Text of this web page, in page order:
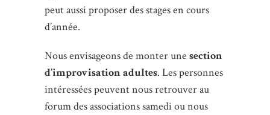
peut aussi proposer des stages en cours
d’année.
Nous envisageons de monter une section
d’improvisation adultes. Les personnes
intéressées peuvent nous retrouver au
forum des associations samedi ou nous